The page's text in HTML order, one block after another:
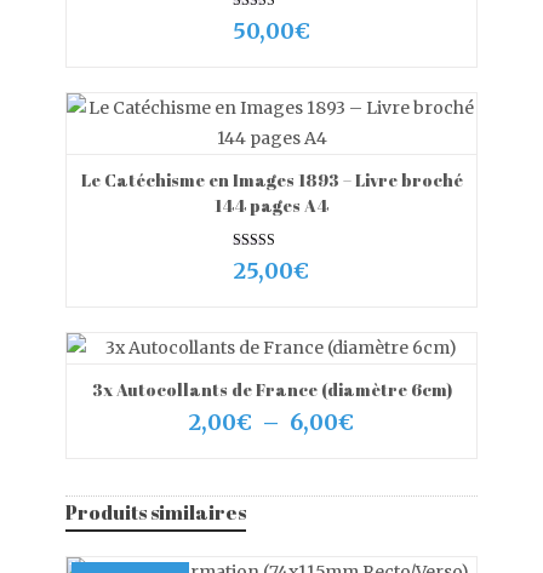
Note
5.00
50,00€
AJOUTER AU PANIER
Le Catéchisme en Images 1893 – Livre broché
144 pages A4
Note
5.00
25,00€
3x Autocollants de France (diamètre 6cm)
2,00€ – 6,00€
2,00€
Produits similaires